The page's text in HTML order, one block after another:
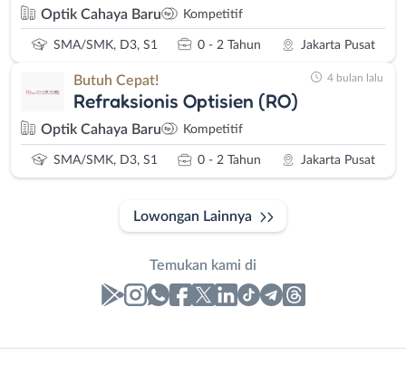
Optik Cahaya Baru Kompetitif
SMA/SMK, D3, S1 0 - 2 Tahun Jakarta Pusat
Butuh Cepat!
Refraksionis Optisien (RO)
Optik Cahaya Baru Kompetitif
SMA/SMK, D3, S1 0 - 2 Tahun Jakarta Pusat
4 bulan lalu
Lowongan Lainnya
Temukan kami di